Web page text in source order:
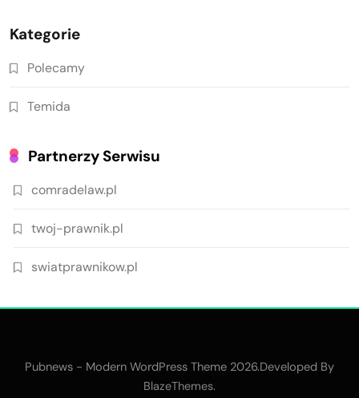
Kategorie
Polecamy
Temida
Partnerzy Serwisu
comradelaw.pl
twoj-prawnik.pl
swiatprawnikow.pl
Pubnews - Modern WordPress Theme 2026.Developed By
BlazeThemes.